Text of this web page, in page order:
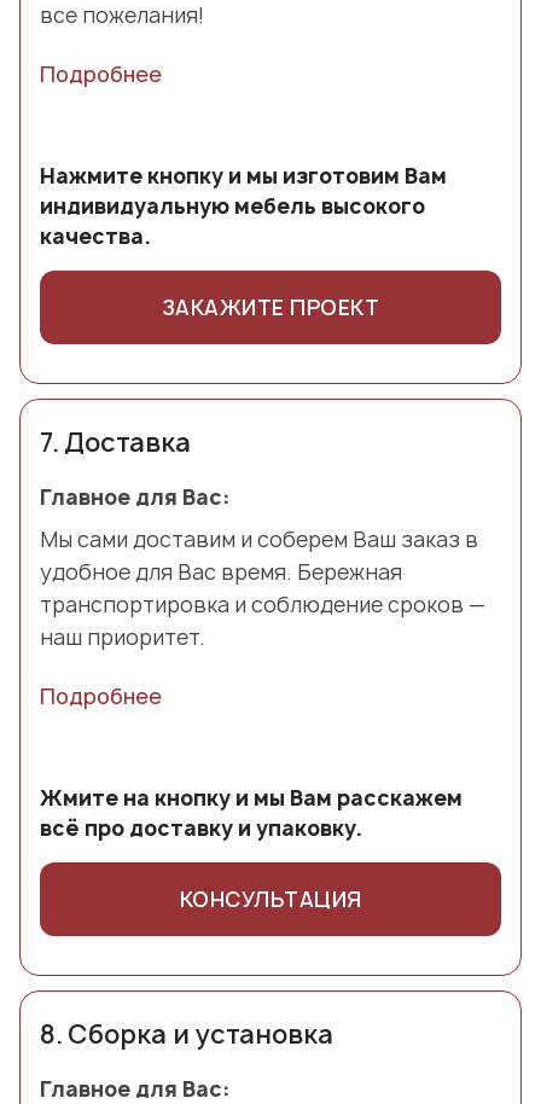
все пожелания!
Подробнее
Нажмите кнопку и мы изготовим Вам
индивидуальную мебель высокого
качества.
ЗАКАЖИТЕ ПРОЕКТ
7. Доставка
Главное для Вас:
Мы сами доставим и соберем Ваш заказ в
удобное для Вас время. Бережная
транспортировка и соблюдение сроков —
наш приоритет.
Подробнее
Жмите на кнопку и мы Вам расскажем
всё про доставку и упаковку.
КОНСУЛЬТАЦИЯ
8. Сборка и установка
Главное для Вас: